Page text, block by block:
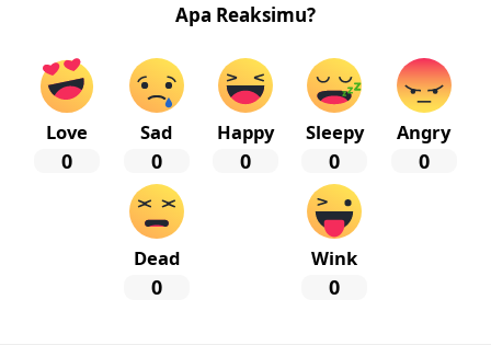
Apa Reaksimu?
Love
0
Sad
0
Happy
0
Sleepy
0
Angry
0
Dead
0
Wink
0